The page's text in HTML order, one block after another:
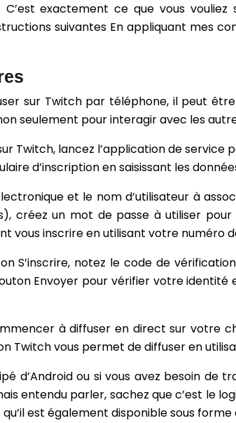
exactement ce que vous
suivantes En appliquant mes
sur Twitch par téléphone, il peut
seulement pour interagir avec les
Twitch, lancez l’application de
d’inscription en saisissant les
et le nom d’utilisateur à
créez un mot de passe à utiliser
vous inscrire en utilisant votre
S’inscrire, notez le code de
Envoyer pour vérifier votre identité
à diffuser en direct sur votre
Twitch vous permet de diffuser en
d’Android ou si vous avez besoin
entendu parler, sachez que c’est
est également disponible sous